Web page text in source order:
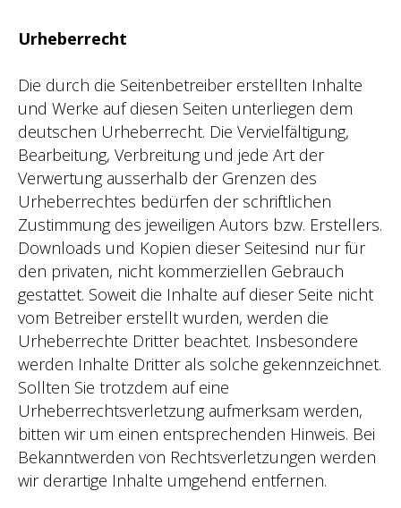
Urheberrecht
Die durch die Seitenbetreiber erstellten Inhalte
und Werke auf diesen Seiten unterliegen dem
deutschen Urheberrecht. Die Vervielfältigung,
Bearbeitung, Verbreitung und jede Art der
Verwertung ausserhalb der Grenzen des
Urheberrechtes bedürfen der schriftlichen
Zustimmung des jeweiligen Autors bzw. Erstellers.
Downloads und Kopien dieser Seitesind nur für
den privaten, nicht kommerziellen Gebrauch
gestattet. Soweit die Inhalte auf dieser Seite nicht
vom Betreiber erstellt wurden, werden die
Urheberrechte Dritter beachtet. Insbesondere
werden Inhalte Dritter als solche gekennzeichnet.
Sollten Sie trotzdem auf eine
Urheberrechtsverletzung aufmerksam werden,
bitten wir um einen entsprechenden Hinweis. Bei
Bekanntwerden von Rechtsverletzungen werden
wir derartige Inhalte umgehend entfernen.